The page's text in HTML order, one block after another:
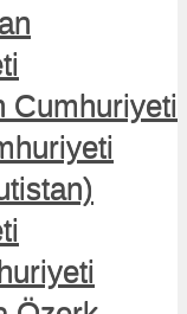
Cumhuriyeti
Cumhuriyeti